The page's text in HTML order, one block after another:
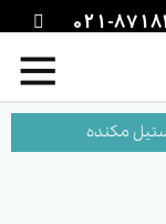
021-
مکنده